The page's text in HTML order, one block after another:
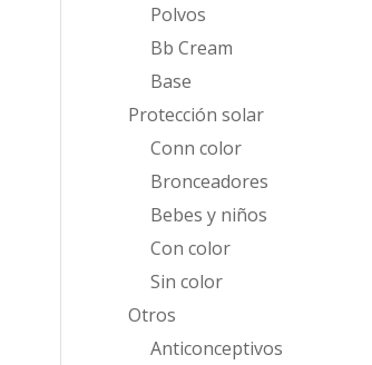
Polvos
Bb Cream
Base
Protección solar
Conn color
Bronceadores
Bebes y niños
Con color
Sin color
Otros
Anticonceptivos